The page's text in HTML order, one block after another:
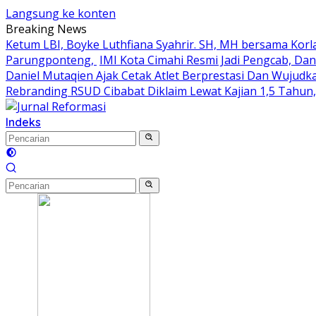
Langsung ke konten
Breaking News
Ketum LBI, Boyke Luthfiana Syahrir. SH, MH bersama
Parungponteng, IMI Kota Cimahi Resmi Jadi Pengcab,
Daniel Mutaqien Ajak Cetak Atlet Berprestasi Dan
Rebranding RSUD Cibabat Diklaim Lewat Kajian 1,5
Indeks